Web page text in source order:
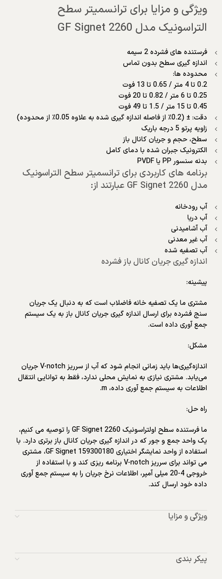
ویژگی و مزایا برای ترانسمیتر سطح
التراسونیک مدل GF Signet 2260
فرستنده های فشرده 2 سیمه
اندازه گیری سطح بدون تماس
محدوده ها:
0.2 تا 4 متر / 0.65 تا 13 فوت
0.25 تا 6 متر / 0.82 تا 20 فوت
0.45 تا 15 متر / 1.5 تا 49 فوت
دقت: ± (0.2٪ از فاصله اندازه گیری شده به علاوه 0.05٪ از محدوده)
زاویه پرتو 5 درجه باریک
سطح، حجم و جریان کانال باز
الکترونیک جبران شده با دمای کامل
بدنه سنسور PP یا PVDF
برنامه های کاربردی برای ترانسمیتر سطح التراسونیک
مدل GF Signet 2260 عبارتند از:
آب رودخانه
آب دریا
آب آشامیدنی
آب غیر معدنی
آب تصفیه شده
اندازه گیری جریان کانال باز فشرده
پیشینه:
مشتری ما یک تصفیه خانه فاضلاب است که به دنبال یک جریان
سنج فشرده برای ارسال اندازه گیری جریان کانال باز به یک سیستم
جمع آوری داده است.
مشکل:
اندازه‌گیری‌ها باید زمانی انجام شود که آب از سرریز V-notch جریان
می‌یابد. مشتری نیازی به نمایش محلی ندارد، فقط به توانایی انتقال
اطلاعات به سیستم جمع آوری داده، m.
راه حل:
ما فرستنده سطح اولتراسونیک GF Signet 2260 را توصیه می کنیم،
یک واحد جمع و جور که در اندازه گیری جریان کانال باز برتری دارد. با
استفاده از واحد نمایشگر اختیاری GF Signet 159300180، مشتری
می تواند برای سرریز V-notch برنامه ریزی کند و با استفاده از
خروجی 4-20 میلی آمپر، اطلاعات نرخ جریان را به سیستم جمع آوری
داده خود ارسال کند.
ویژگی و مزایا
پیکر بندی